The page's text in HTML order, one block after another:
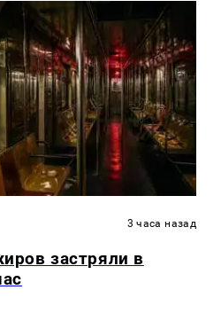
3 часа назад
застряли в